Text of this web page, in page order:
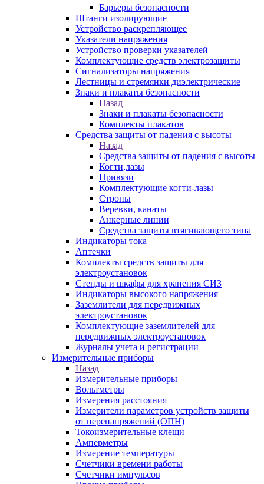
Барьеры безопасности
Штанги изолирующие
Устройство раскрепляющее
Указатели напряжения
Устройство проверки указателей
Комплектующие средств электрозащиты
Сигнализаторы напряжения
Лестницы и стремянки диэлектрические
Знаки и плакаты безопасности
Назад
Знаки и плакаты безопасности
Комплекты плакатов
Средства защиты от падения с высоты
Назад
Средства защиты от падения с высоты
Когти,лазы
Привязи
Комплектующие когти-лазы
Стропы
Веревки, канаты
Анкерные линии
Средства защиты втягивающего типа
Индикаторы тока
Аптечки
Комплекты средств защиты для
электроустановок
Стенды и шкафы для хранения СИЗ
Индикаторы высокого напряжения
Заземлители для передвижных
электроустановок
Комплектующие заземлителей для
передвижных электроустановок
Журналы учета и регистрации
Измерительные приборы
Назад
Измерительные приборы
Вольтметры
Измерения расстояния
Измерители параметров устройств защиты
от перенапряжений (ОПН)
Токоизмерительные клещи
Амперметры
Измерение температуры
Счетчики времени работы
Счетчики импульсов